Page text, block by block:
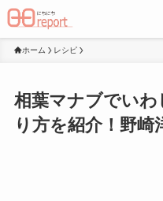
ホーム レシピ
相葉マナブでい
り方を紹介！野